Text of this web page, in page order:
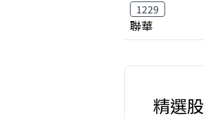
1229
聯華
精選